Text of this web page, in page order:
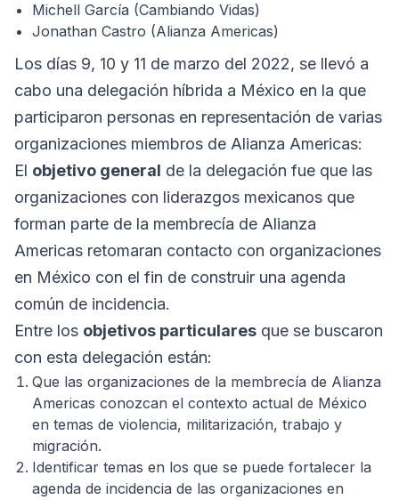
Michell García (Cambiando Vidas)
Jonathan Castro (Alianza Americas)
Los días 9, 10 y 11 de marzo del 2022, se llevó a
cabo una delegación híbrida a México en la que
participaron personas en representación de varias
organizaciones miembros de Alianza Americas:
El objetivo general de la delegación fue que las
organizaciones con liderazgos mexicanos que
forman parte de la membrecía de Alianza
Americas retomaran contacto con organizaciones
en México con el fin de construir una agenda
común de incidencia.
Entre los objetivos particulares que se buscaron
con esta delegación están:
Que las organizaciones de la membrecía de Alianza
Americas conozcan el contexto actual de México
en temas de violencia, militarización, trabajo y
migración.
Identificar temas en los que se puede fortalecer la
agenda de incidencia de las organizaciones en